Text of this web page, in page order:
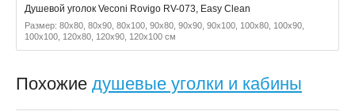
Душевой уголок Veconi Rovigo RV-073, Easy Clean
Размер: 80x80, 80x90, 80x100, 90x80, 90x90, 90x100, 100x80, 100x90,
100x100, 120x80, 120x90, 120x100 см
Похожие душевые уголки и кабины